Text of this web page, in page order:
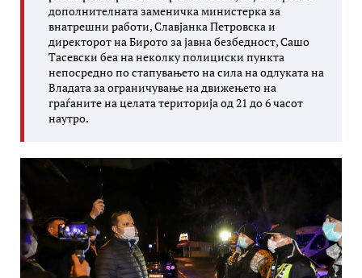
дополнителната заменичка министерка за
внатрешни работи, Славјанка Петровска и
директорот на Бирото за јавна безбедност, Сашо
Тасевски беа на неколку полициски пункта
непосредно по стапувањето на сила на одлуката на
Владата за ограничување на движењето на
граѓаните на целата територија од 21 до 6 часот
наутро.